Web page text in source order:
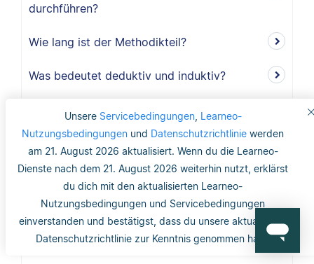
Unsere Servicebedingungen, Learneo-
Nutzungsbedingungen und Datenschutzrichtlinie werden
am 21. August 2026 aktualisiert. Wenn du die Learneo-
Dienste nach dem 21. August 2026 weiterhin nutzt, erklärst
du dich mit den aktualisierten Learneo-
Nutzungsbedingungen und Servicebedingungen
einverstanden und bestätigst, dass du unsere aktualisierte
Datenschutzrichtlinie zur Kenntnis genommen hast.
durchführen?
Wie lang ist der Methodikteil?
Was bedeutet deduktiv und induktiv?
Was bedeutet induktiv?
Was bedeutet deduktiv?
Was ist Validität?
Was ist interne Validität?
Was versteht man unter Validität?